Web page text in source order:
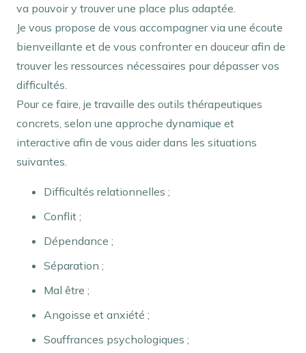
va pouvoir y trouver une place plus adaptée.
Je vous propose de vous accompagner via une écoute
bienveillante et de vous confronter en douceur afin de
trouver les ressources nécessaires pour dépasser vos
difficultés.
Pour ce faire, je travaille des outils thérapeutiques
concrets, selon une approche dynamique et
interactive afin de vous aider dans les situations
suivantes.
Difficultés relationnelles ;
Conflit ;
Dépendance ;
Séparation ;
Mal être ;
Angoisse et anxiété ;
Souffrances psychologiques ;